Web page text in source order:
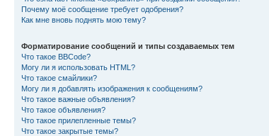
Почему моё сообщение требует одобрения?
Как мне вновь поднять мою тему?
Форматирование сообщений и типы создаваемых тем
Что такое BBCode?
Могу ли я использовать HTML?
Что такое смайлики?
Могу ли я добавлять изображения к сообщениям?
Что такое важные объявления?
Что такое объявления?
Что такое прилепленные темы?
Что такое закрытые темы?